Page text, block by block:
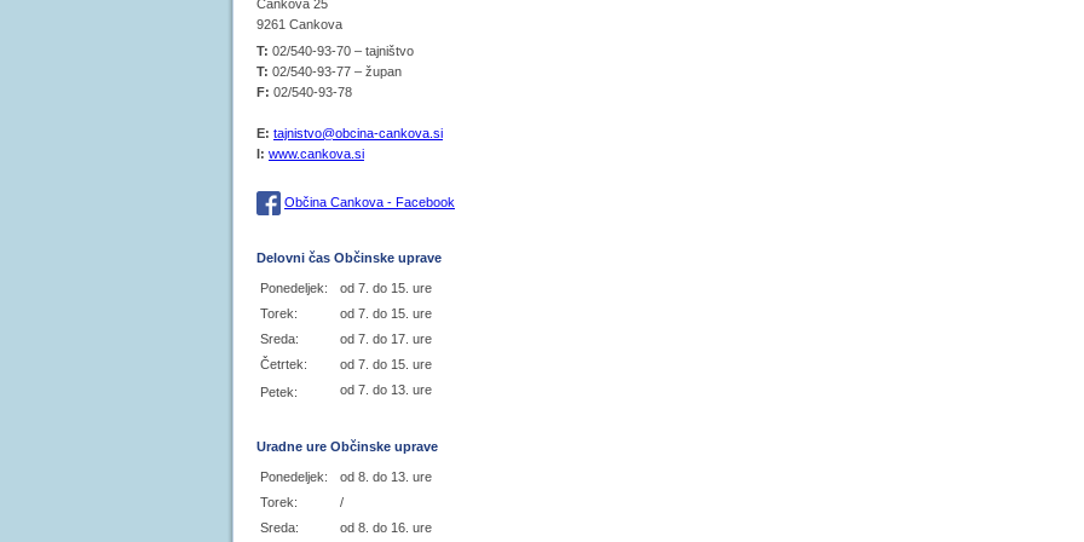
Cankova 25
9261 Cankova
T: 02/540-93-70 – tajništvo
T: 02/540-93-77 – župan
F: 02/540-93-78
E: tajnistvo@obcina-cankova.si
I: www.cankova.si
Občina Cankova - Facebook
Delovni čas Občinske uprave
Ponedeljek:
od 7. do 15. ure
Torek:
od 7. do 15. ure
Sreda:
od 7. do 17. ure
Četrtek:
od 7. do 15. ure
Petek:
od 7. do 13. ure
Uradne ure Občinske uprave
Ponedeljek:
od 8. do 13. ure
Torek:
/
Sreda:
od 8. do 16. ure